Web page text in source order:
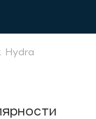
Hydra